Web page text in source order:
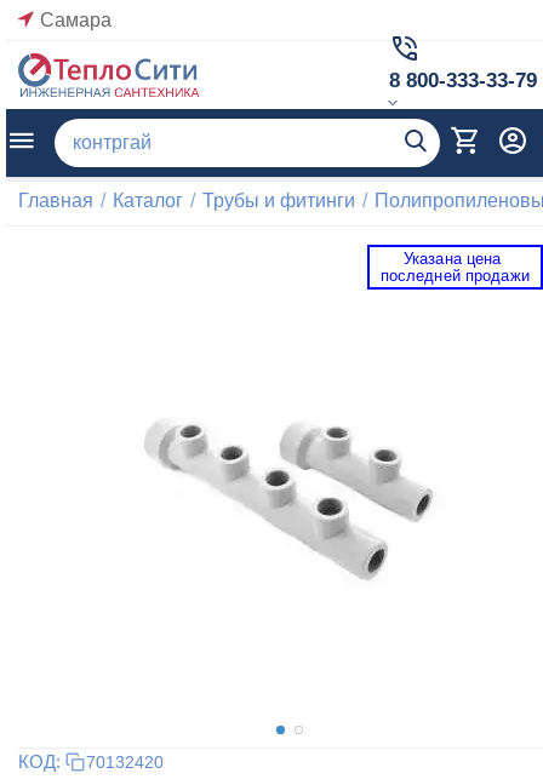
Самара
8 800-333-33-79
Главная / Каталог / Трубы и фитинги /
Указана цена
последней продажи
КОД: 70132420